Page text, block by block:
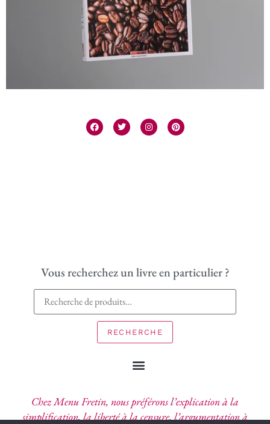
Vous recherchez un livre en particulier ?
RECHERCHE
Chez Menu Fretin, nous préférons l’explication à la
simplification, la liberté à la censure, l’argumentation à